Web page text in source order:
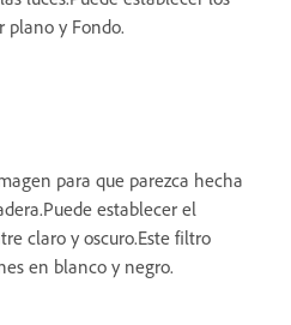
plano y Fondo.
para que parezca hecha
establecer el
claro y oscuro.Este filtro
en blanco y negro.